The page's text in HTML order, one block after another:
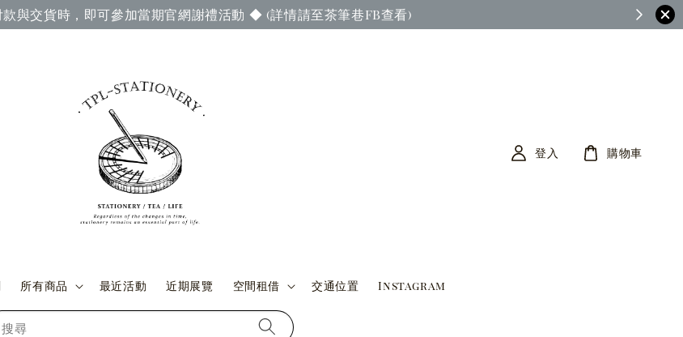
與交貨時，即可參加當期官網謝禮活動 ◆ (詳情請至茶筆巷FB查看)
搜尋
所有商品 最近活動 近期展覽 空間租借 交通位置 Instagram
登入 購物車